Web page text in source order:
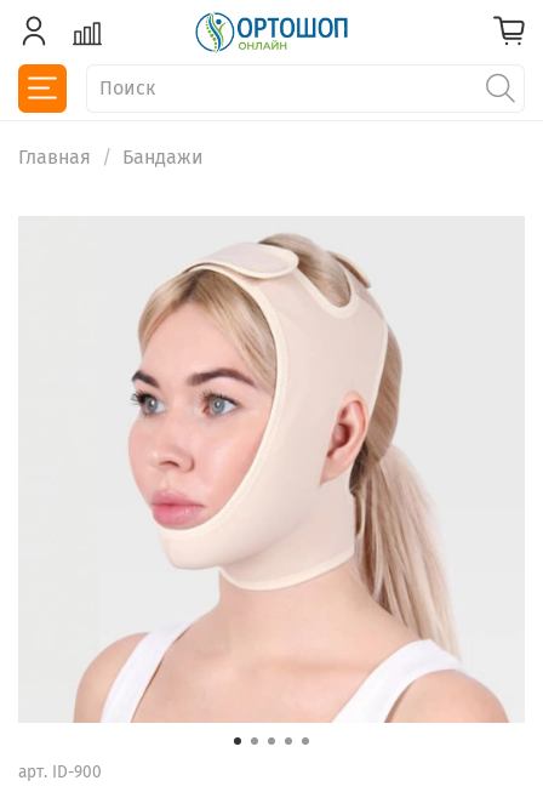
Главная Бандажи
арт. ID-900